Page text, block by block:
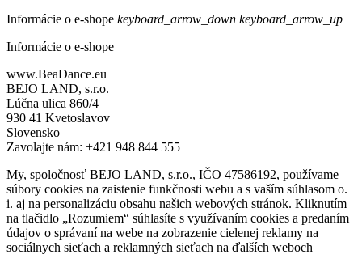
Informácie o e-shope keyboard_arrow_down keyboard_arrow_up
Informácie o e-shope
www.BeaDance.eu
BEJO LAND, s.r.o.
Lúčna ulica 860/4
930 41 Kvetoslavov
Slovensko
Zavolajte nám: +421 948 844 555
My, spoločnosť BEJO LAND, s.r.o., IČO 47586192, používame
súbory cookies na zaistenie funkčnosti webu a s vaším súhlasom o.
i. aj na personalizáciu obsahu našich webových stránok. Kliknutím
na tlačidlo „Rozumiem“ súhlasíte s využívaním cookies a predaním
údajov o správaní na webe na zobrazenie cielenej reklamy na
sociálnych sieťach a reklamných sieťach na ďalších weboch